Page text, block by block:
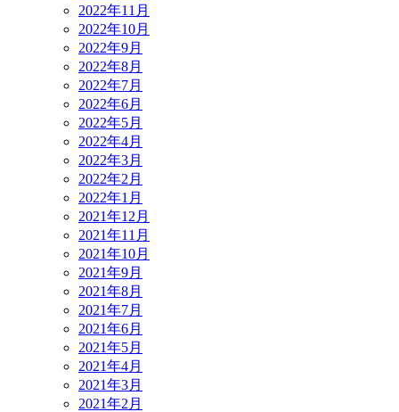
2022年11月
2022年10月
2022年9月
2022年8月
2022年7月
2022年6月
2022年5月
2022年4月
2022年3月
2022年2月
2022年1月
2021年12月
2021年11月
2021年10月
2021年9月
2021年8月
2021年7月
2021年6月
2021年5月
2021年4月
2021年3月
2021年2月